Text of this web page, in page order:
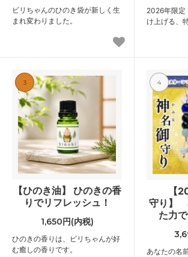
ビリちゃんのひのき袋が新しく生
まれ変わりました。
2026年限定
け上げる、
3
【ひのき油】 ひのきの香
りでリフレッシュ！
1,650円(内税)
ひのきの香りは、ビリちゃんが好
む癒しの香りです。
4
【
守り】
た力
あなたの名